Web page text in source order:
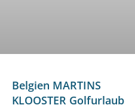
Belgien MARTINS
KLOOSTER Golfurlaub